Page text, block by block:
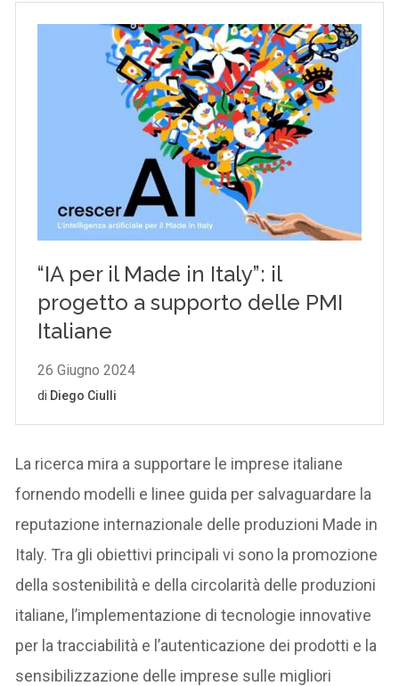
La ricerca mira a supportare le imprese italiane
fornendo modelli e linee guida per salvaguardare la
reputazione internazionale delle produzioni Made in
Italy. Tra gli obiettivi principali vi sono la promozione
della sostenibilità e della circolarità delle produzioni
italiane, l’implementazione di tecnologie innovative
per la tracciabilità e l’autenticazione dei prodotti e la
sensibilizzazione delle imprese sulle migliori